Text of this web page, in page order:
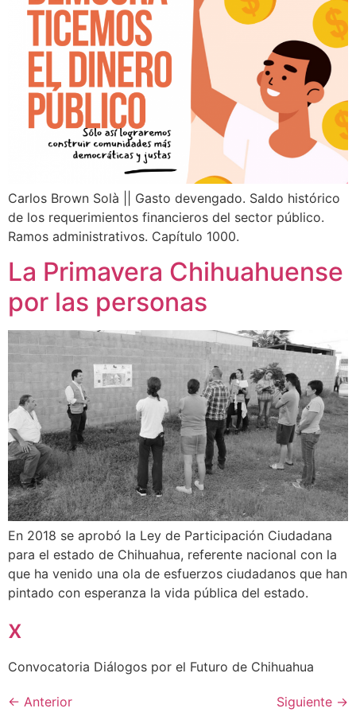
Carlos Brown Solà || Gasto devengado. Saldo histórico
de los requerimientos financieros del sector público.
Ramos administrativos. Capítulo 1000.
La Primavera Chihuahuense
por las personas
En 2018 se aprobó la Ley de Participación Ciudadana
para el estado de Chihuahua, referente nacional con la
que ha venido una ola de esfuerzos ciudadanos que han
pintado con esperanza la vida pública del estado.
x
Convocatoria Diálogos por el Futuro de Chihuahua
← Anterior Siguiente →